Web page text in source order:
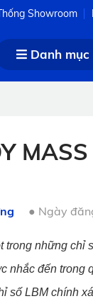
Showroom
Danh mục
● Ngày
trong những chỉ
nhắc đến trong
số LBM chính